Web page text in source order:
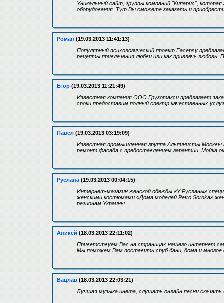
Уникальный сайт, группы компаний "Кипарис",
оборудования. Тут Вы сможете заказать и
Роман (19.03.2013 11:41:13)
Популярный психологический проект Facepsy
рецепты привлечения любви или как привлечь
Егор (19.03.2013 11:21:49)
Известная компания ООО Грузотакси предлагает
сроки предоставим полный спектр качественных
Павел (19.03.2013 03:19:09)
Известная промышленная группа Альпинисты Москвы
ремонт фасада с предоставлением гарантии. Мойка
Руслана (19.03.2013 00:04:15)
Интернет-магазин женской одежды «У Русланы»
женскими костюмами «Дома моделей Petro
регионам Украины.
Аникей (18.03.2013 22:11:02)
Приветствуем Вас на страницах нашего интернет
Мы поможем Вам поставить сруб бани, дома и
Вацлав (18.03.2013 22:03:21)
Лучшая музыка инета, слушать онлайн песни скачать